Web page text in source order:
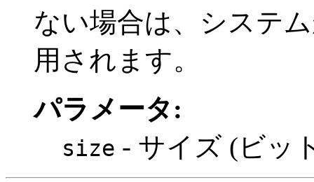
ない場合は、システ
用されます。
パラメータ:
size - サイズ (ビッ